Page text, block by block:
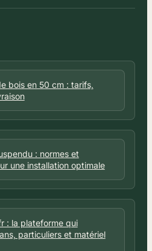
bois en 50 cm : tarifs,
: normes et
une installation optimale
: la plateforme qui
particuliers et matériel